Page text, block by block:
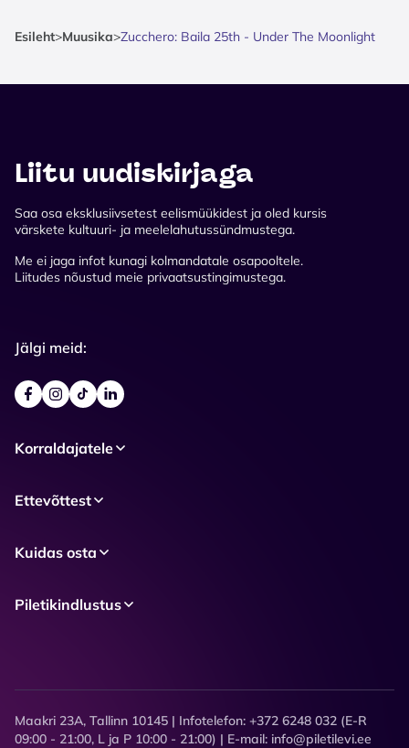
Esileht>Muusika>Zucchero: Baila 25th - Under The Moonlight
Liitu uudiskirjaga
Saa osa eksklusiivsetest eelismüükidest ja oled kursis
värskete kultuuri- ja meelelahutussündmustega.
Me ei jaga infot kunagi kolmandatale osapooltele.
Liitudes nõustud meie privaatsustingimustega.
Jälgi meid:
Korraldajatele
Ettevõttest
Kuidas osta
Piletikindlustus
Maakri 23A, Tallinn 10145 | Infotelefon: +372 6248 032 (E-R
09:00 - 21:00, L ja P 10:00 - 21:00) | E-mail: info@piletilevi.ee